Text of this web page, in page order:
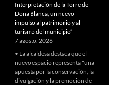
Interpretación de la Torre de
Doña Blanca, un nuevo
impulso al patrimonio y al
turismo del municipio”
7 agosto, 2026
• La alcaldesa destaca que el
nuevo espacio representa "una
apuesta por la conservación, la
divulgación y la promoción de